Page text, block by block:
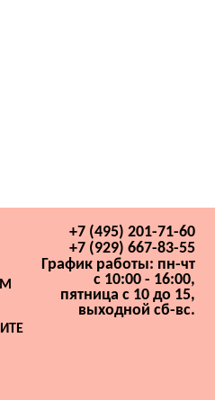
+7 (495) 201-71-60
+7 (929) 667-83-55
График работы: пн-чт
с 10:00 - 16:00,
пятница с 10 до 15,
выходной сб-вс.